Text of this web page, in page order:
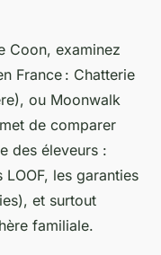
Coon, examinez
France : Chatterie
ou Moonwalk
de comparer
des éleveurs :
les garanties
et surtout
familiale.